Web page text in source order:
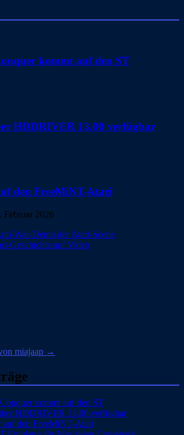
kommt auf den ST
HDDRIVER 13.00 verfügbar
den FreeMiNT-Atari
Februar 2026
War-Demo der Atari-Scene
Geschichte auf Video
miajaap →
kommt auf den ST
HDDRIVER 13.00 verfügbar
den FreeMiNT-Atari